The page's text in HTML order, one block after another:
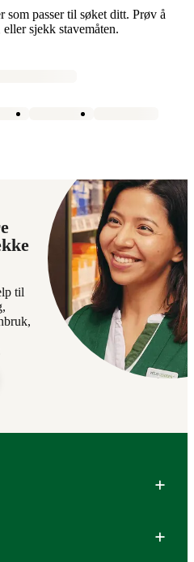
som passer til søket ditt. Prøv å
sjekk stavemåten.
til